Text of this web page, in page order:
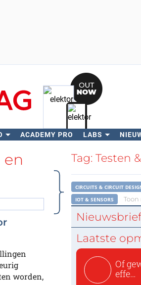
ACADEMY PRO LABS
Zoeken
en
worden,
Tag: Testen
CIRCUITS & CIRCUIT
IOT & SENSORS
Nieuwsbrief
Laatste
Of
effe